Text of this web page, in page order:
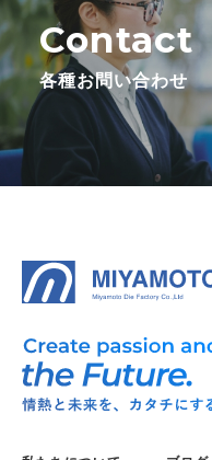
Contact
各種お問い合わせ